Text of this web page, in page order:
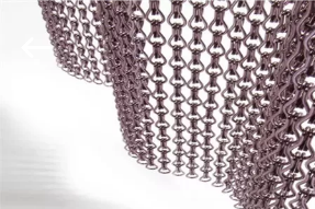
CASA
PRODUTOS